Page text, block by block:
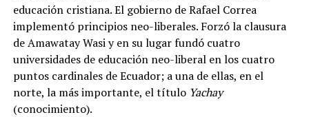
educación cristiana. El gobierno de Rafael Correa
implementó principios neo-liberales. Forzó la clausura
de Amawatay Wasi y en su lugar fundó cuatro
universidades de educación neo-liberal en los cuatro
puntos cardinales de Ecuador; a una de ellas, en el
norte, la más importante, el título Yachay
(conocimiento).